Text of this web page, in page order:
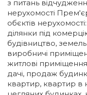
з питань
нерухомості
обєктів
ділянки під
будівництво,
виробничі
житлові
дачі, продаж
квартир, квартир в